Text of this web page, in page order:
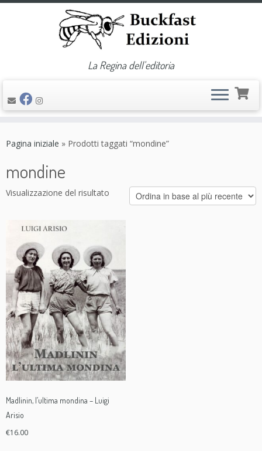
La Regina dell'editoria
Pagina iniziale » Prodotti taggati “mondine”
mondine
Visualizzazione del risultato
Madlinin, l’ultima mondina – Luigi
Arisio
€16.00